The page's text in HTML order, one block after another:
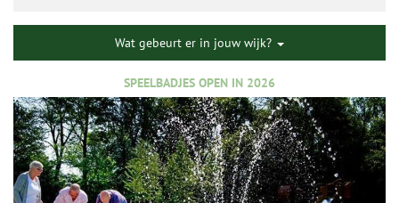
Wat gebeurt er in jouw wijk?
SPEELBADJES OPEN IN 2026